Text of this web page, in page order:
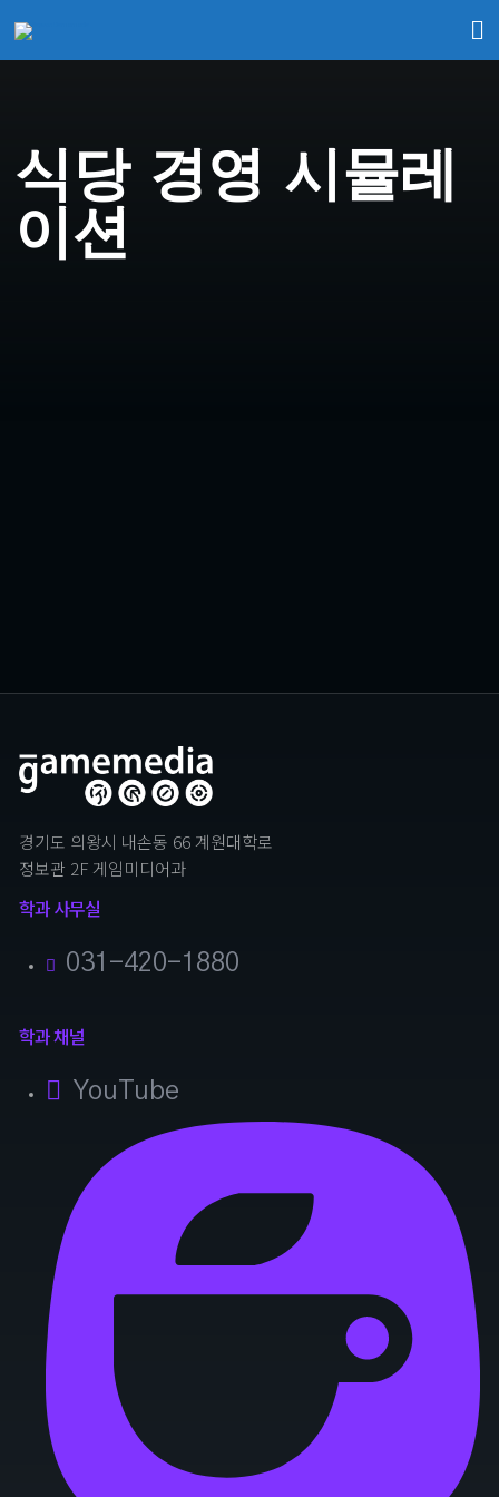
식당 경영 시뮬레
이션
경기도 의왕시 내손동 66 계원대학로
정보관 2F 게임미디어과
학과 사무실
031-420-1880
학과 채널
YouTube